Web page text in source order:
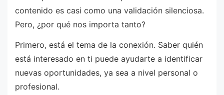
contenido es casi como una validación silenciosa.
Pero, ¿por qué nos importa tanto?
Primero, está el tema de la conexión. Saber quién
está interesado en ti puede ayudarte a identificar
nuevas oportunidades, ya sea a nivel personal o
profesional.